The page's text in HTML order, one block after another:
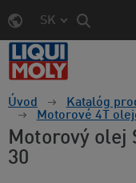
SK
Úvod Katalóg
Motorové 4T
Motorový olej
30